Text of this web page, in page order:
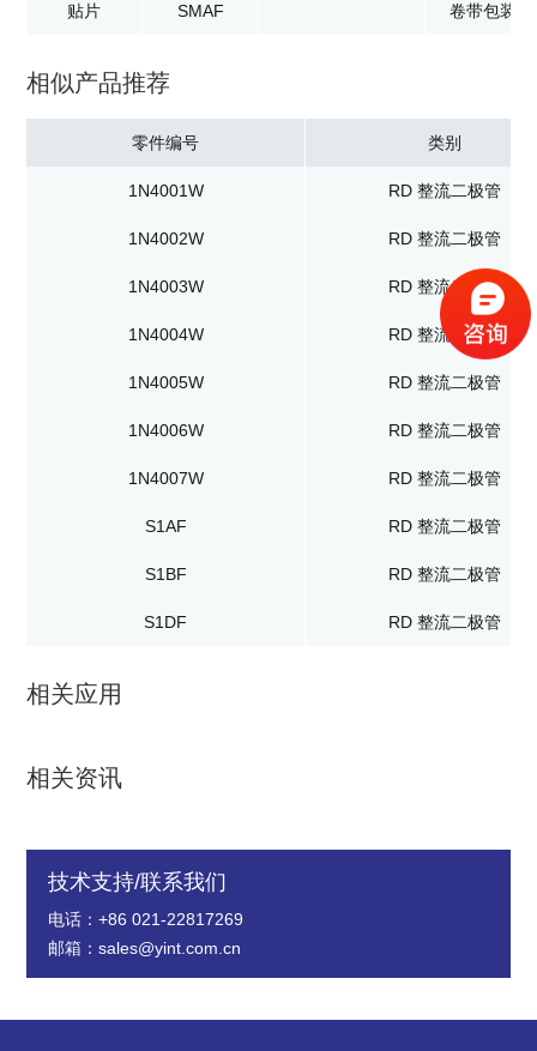
贴片 SMAF 卷带包装
相似产品推荐
零件编号 类别
1N4001W RD 整流二极管
1N4002W RD 整流二极管
1N4003W RD 整流二极管
1N4004W RD 整流二极管
1N4005W RD 整流二极管
1N4006W RD 整流二极管
1N4007W RD 整流二极管
S1AF RD 整流二极管
S1BF RD 整流二极管
S1DF RD 整流二极管
相关应用
相关资讯
技术支持/联系我们
电话：+86 021-22817269
邮箱：sales@yint.com.cn